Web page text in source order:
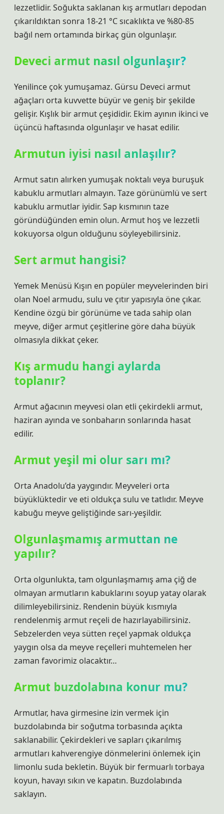
lezzetlidir. Soğukta saklanan kış armutları depodan
çıkarıldıktan sonra 18-21 °C sıcaklıkta ve %80-85
bağıl nem ortamında birkaç gün olgunlaşır.
Deveci armut nasıl olgunlaşır?
Yenilince çok yumuşamaz. Gürsu Deveci armut
ağaçları orta kuvvette büyür ve geniş bir şekilde
gelişir. Kışlık bir armut çeşididir. Ekim ayının ikinci ve
üçüncü haftasında olgunlaşır ve hasat edilir.
Armutun iyisi nasıl anlaşılır?
Armut satın alırken yumuşak noktalı veya buruşuk
kabuklu armutları almayın. Taze görünümlü ve sert
kabuklu armutlar iyidir. Sap kısmının taze
göründüğünden emin olun. Armut hoş ve lezzetli
kokuyorsa olgun olduğunu söyleyebilirsiniz.
Sert armut hangisi?
Yemek Menüsü Kışın en popüler meyvelerinden biri
olan Noel armudu, sulu ve çıtır yapısıyla öne çıkar.
Kendine özgü bir görünüme ve tada sahip olan
meyve, diğer armut çeşitlerine göre daha büyük
olmasıyla dikkat çeker.
Kış armudu hangi aylarda
toplanır?
Armut ağacının meyvesi olan etli çekirdekli armut,
haziran ayında ve sonbaharın sonlarında hasat
edilir.
Armut yeşil mi olur sarı mı?
Orta Anadolu’da yaygındır. Meyveleri orta
büyüklüktedir ve eti oldukça sulu ve tatlıdır. Meyve
kabuğu meyve geliştiğinde sarı-yeşildir.
Olgunlaşmamış armuttan ne
yapılır?
Orta olgunlukta, tam olgunlaşmamış ama çiğ de
olmayan armutların kabuklarını soyup yatay olarak
dilimleyebilirsiniz. Rendenin büyük kısmıyla
rendelenmiş armut reçeli de hazırlayabilirsiniz.
Sebzelerden veya sütten reçel yapmak oldukça
yaygın olsa da meyve reçelleri muhtemelen her
zaman favorimiz olacaktır…
Armut buzdolabına konur mu?
Armutlar, hava girmesine izin vermek için
buzdolabında bir soğutma torbasında açıkta
saklanabilir. Çekirdekleri ve sapları çıkarılmış
armutları kahverengiye dönmelerini önlemek için
limonlu suda bekletin. Büyük bir fermuarlı torbaya
koyun, havayı sıkın ve kapatın. Buzdolabında
saklayın.